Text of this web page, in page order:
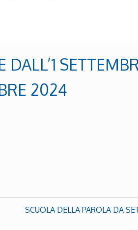
2024
SCUOLA DELLA PAROLA DA